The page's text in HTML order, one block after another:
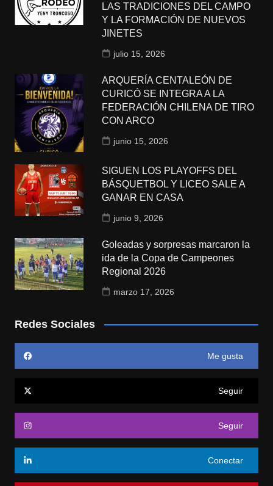
LAS TRADICIONES DEL CAMPO
Y LA FORMACIÓN DE NUEVOS
JINETES
julio 15, 2026
ARQUERÍA CENTALEÓN DE
CURICÓ SE INTEGRA A LA
FEDERACIÓN CHILENA DE TIRO
CON ARCO
junio 15, 2026
SIGUEN LOS PLAYOFFS DEL
BÁSQUETBOL Y LICEO SALE A
GANAR EN CASA
junio 9, 2026
Goleadas y sorpresas marcaron la
ida de la Copa de Campeones
Regional 2026
marzo 17, 2026
Redes Sociales
Me gusta
Seguir
Seguir
Conectar